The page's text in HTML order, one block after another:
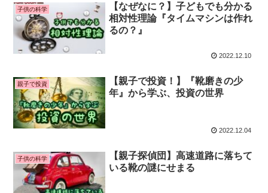
子供の科学
【なぜなに？】子どもでも分かる
相対性理論『タイムマシンは作れ
るの？』
2022.12.10
親子で投資
【親子で投資！】『靴磨きの少
年』から学ぶ、投資の世界
2022.12.04
子供の科学
【親子探偵団】高速道路に落ちて
いる靴の謎にせまる